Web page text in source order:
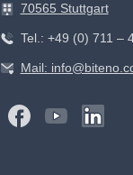
70565 Stuttgart
Tel.: +49 (0) 711 –
Mail: